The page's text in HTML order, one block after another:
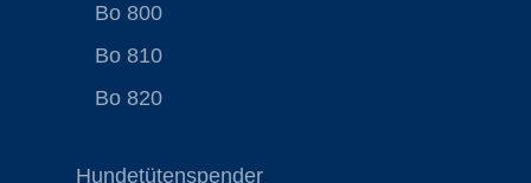
Bo 800
Bo 810
Bo 820
Hundetütenspender